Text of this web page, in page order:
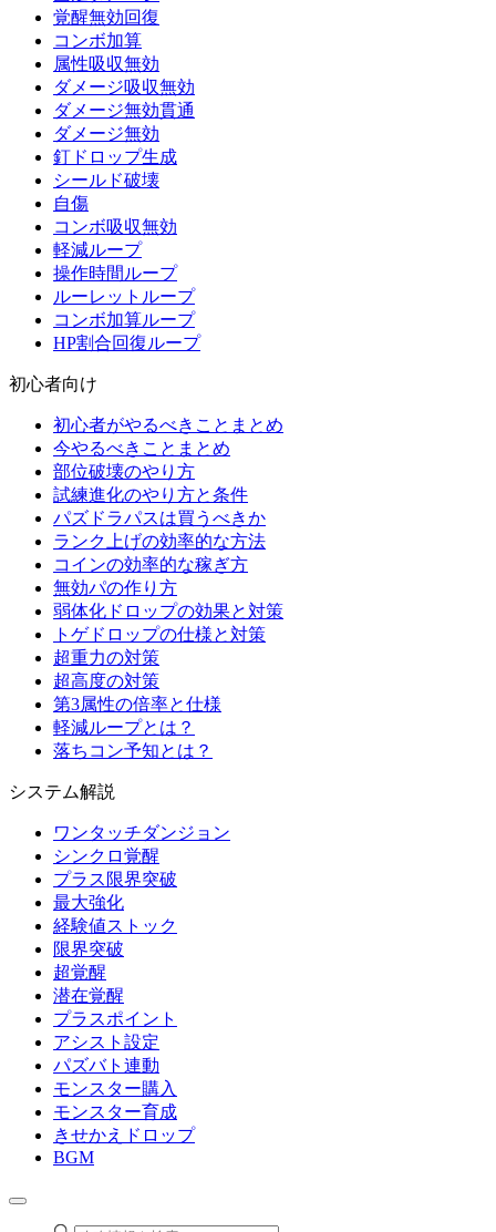
覚醒無効回復
コンボ加算
属性吸収無効
ダメージ吸収無効
ダメージ無効貫通
ダメージ無効
釘ドロップ生成
シールド破壊
自傷
コンボ吸収無効
軽減ループ
操作時間ループ
ルーレットループ
コンボ加算ループ
HP割合回復ループ
初心者向け
初心者がやるべきことまとめ
今やるべきことまとめ
部位破壊のやり方
試練進化のやり方と条件
パズドラパスは買うべきか
ランク上げの効率的な方法
コインの効率的な稼ぎ方
無効パの作り方
弱体化ドロップの効果と対策
トゲドロップの仕様と対策
超重力の対策
超高度の対策
第3属性の倍率と仕様
軽減ループとは？
落ちコン予知とは？
システム解説
ワンタッチダンジョン
シンクロ覚醒
プラス限界突破
最大強化
経験値ストック
限界突破
超覚醒
潜在覚醒
プラスポイント
アシスト設定
パズバト連動
モンスター購入
モンスター育成
きせかえドロップ
BGM